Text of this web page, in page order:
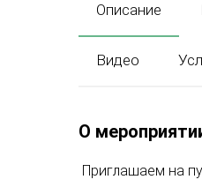
Описание
Видео
О
Приглашаем на